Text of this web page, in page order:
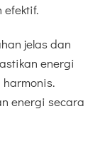
efektif.
jelas dan
energi
energi secara